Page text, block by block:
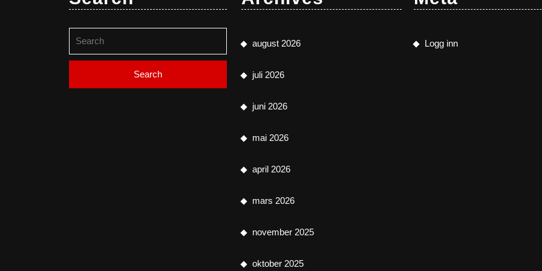
for:
august 2026
juli 2026
juni 2026
mai 2026
april 2026
mars 2026
november 2025
oktober 2025
Logg inn